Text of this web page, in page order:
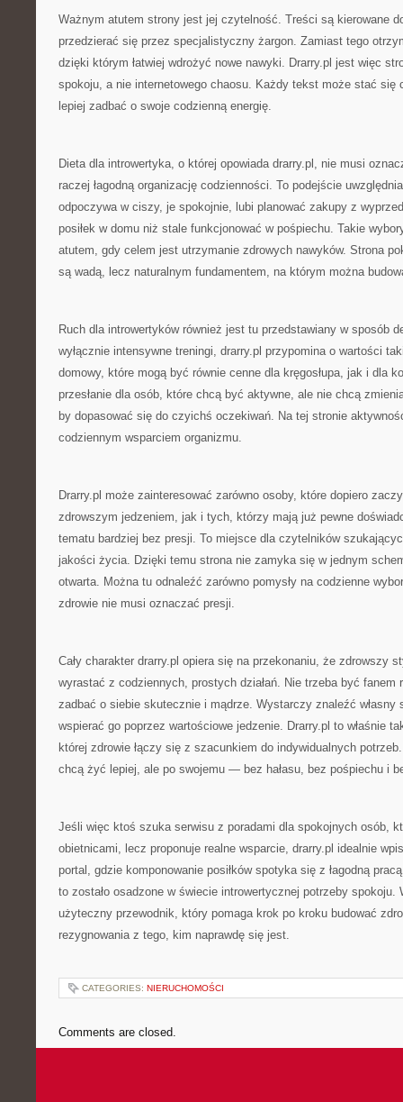
Ważnym atutem strony jest jej czytelność. Treści są kierowane
przedzierać się przez specjalistyczny żargon. Zamiast tego
dzięki którym łatwiej wdrożyć nowe nawyki. Drarry.pl jest więc
spokoju, a nie internetowego chaosu. Każdy tekst może stać się
lepiej zadbać o swoje codzienną energię.
Dieta dla introwertyka, o której opowiada drarry.pl, nie musi
raczej łagodną organizację codzienności. To podejście
odpoczywa w ciszy, je spokojnie, lubi planować zakupy z
posiłek w domu niż stale funkcjonować w pośpiechu. Takie
atutem, gdy celem jest utrzymanie zdrowych nawyków. Strona
są wadą, lecz naturalnym fundamentem, na którym można
Ruch dla introwertyków również jest tu przedstawiany w sposób
wyłącznie intensywne treningi, drarry.pl przypomina o wartości
domowy, które mogą być równie cenne dla kręgosłupa, jak i dla
przesłanie dla osób, które chcą być aktywne, ale nie chcą
by dopasować się do czyichś oczekiwań. Na tej stronie
codziennym wsparciem organizmu.
Drarry.pl może zainteresować zarówno osoby, które dopiero
zdrowszym jedzeniem, jak i tych, którzy mają już pewne
tematu bardziej bez presji. To miejsce dla czytelników
jakości życia. Dzięki temu strona nie zamyka się w jednym
otwarta. Można tu odnaleźć zarówno pomysły na codzienne
zdrowie nie musi oznaczać presji.
Cały charakter drarry.pl opiera się na przekonaniu, że zdrowszy
wyrastać z codziennych, prostych działań. Nie trzeba być
zadbać o siebie skutecznie i mądrze. Wystarczy znaleźć własny
wspierać go poprzez wartościowe jedzenie. Drarry.pl to właśnie
której zdrowie łączy się z szacunkiem do indywidualnych
chcą żyć lepiej, ale po swojemu — bez hałasu, bez pośpiechu i
Jeśli więc ktoś szuka serwisu z poradami dla spokojnych osób,
obietnicami, lecz proponuje realne wsparcie, drarry.pl idealnie
portal, gdzie komponowanie posiłków spotyka się z łagodną
to zostało osadzone w świecie introwertycznej potrzeby spokoju.
użyteczny przewodnik, który pomaga krok po kroku budować
rezygnowania z tego, kim naprawdę się jest.
CATEGORIES: NIERUCHOMOŚCI
Comments are closed.